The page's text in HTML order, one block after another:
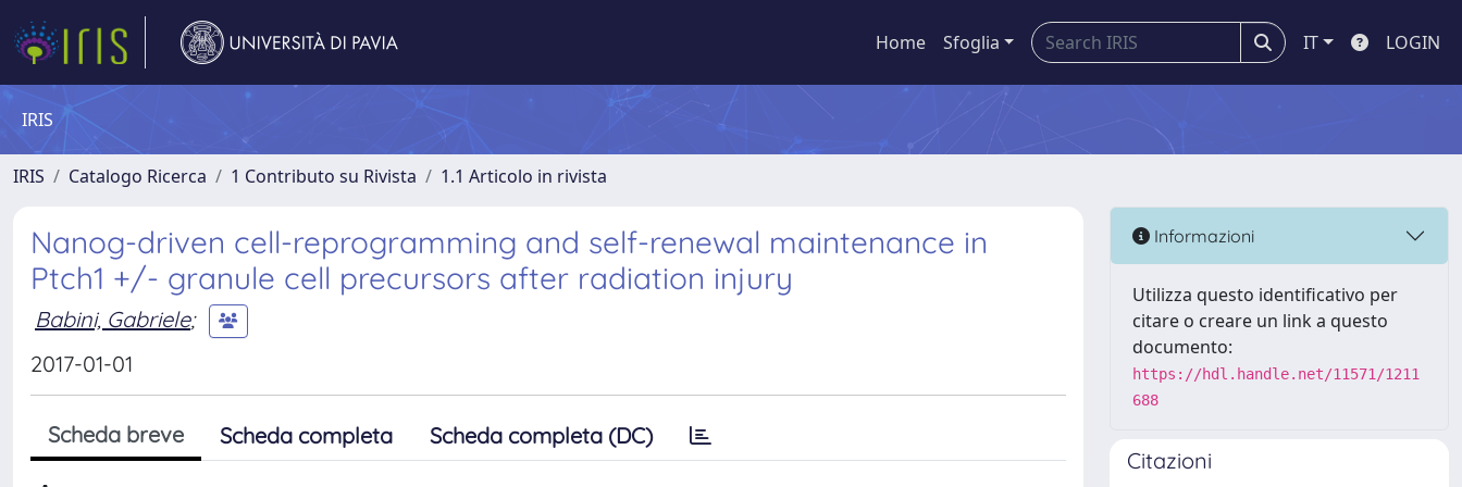
Home Sfoglia IT LOGIN
IRIS
IRIS Catalogo Ricerca 1 Contributo su Rivista 1.1 Articolo in rivista
Nanog-driven cell-reprogramming and self-renewal maintenance in
Ptch1 +/- granule cell precursors after radiation injury
Babini, Gabriele;
2017-01-01
Scheda breve Scheda completa Scheda completa (DC)
Informazioni
Utilizza questo identificativo per
citare o creare un link a questo
documento:
https://hdl.handle.net/11571/1211
688
Citazioni